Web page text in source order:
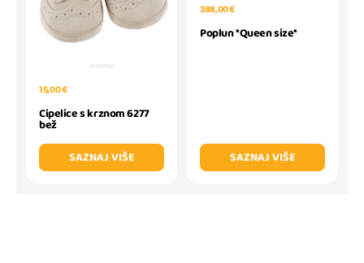
15,00 €
Cipelice s krznom 6277
bež
SAZNAJ VIŠE
388,00 €
Poplun *Queen size*
SAZNAJ VIŠE